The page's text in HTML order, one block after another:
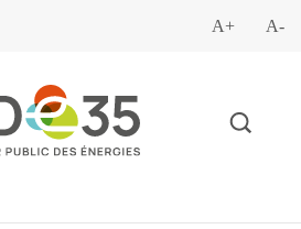
A+ A-